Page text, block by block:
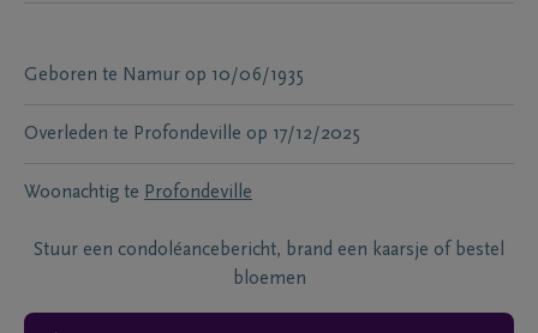
Geboren te Namur op 10/06/1935
Overleden te Profondeville op 17/12/2025
Woonachtig te Profondeville
Stuur een condoléancebericht, brand een kaarsje of bestel
bloemen